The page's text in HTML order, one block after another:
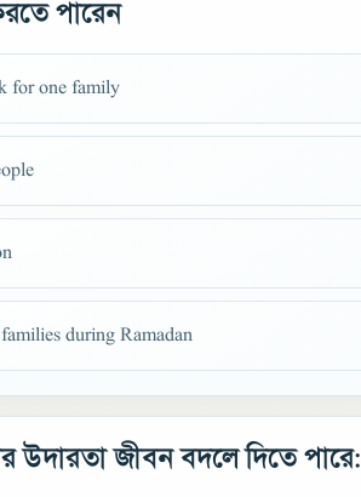
পারেন
for one family
during Ramadan
জীবন বদলে দিতে পারে: